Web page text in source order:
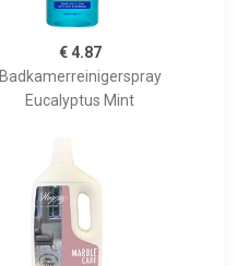
€ 4.87
Badkamerreinigerspray
Eucalyptus Mint